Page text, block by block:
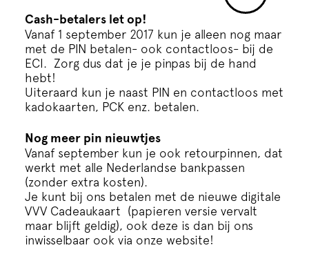
Cursus
Onderwijs
ECI Cultuurcafé
Over ons
Contact
Steun ons
Cash-betalers let op!
Vanaf 1 september 2017 kun je alleen nog maar
met de PIN betalen- ook contactloos- bij de
ECI. Zorg dus dat je je pinpas bij de hand
hebt!
Uiteraard kun je naast PIN en contactloos met
kadokaarten, PCK enz. betalen.
Nog meer pin nieuwtjes
Vanaf september kun je ook retourpinnen, dat
werkt met alle Nederlandse bankpassen
(zonder extra kosten).
Je kunt bij ons betalen met de nieuwe digitale
VVV Cadeaukaart (papieren versie vervalt
maar blijft geldig), ook deze is dan bij ons
inwisselbaar ook via onze website!